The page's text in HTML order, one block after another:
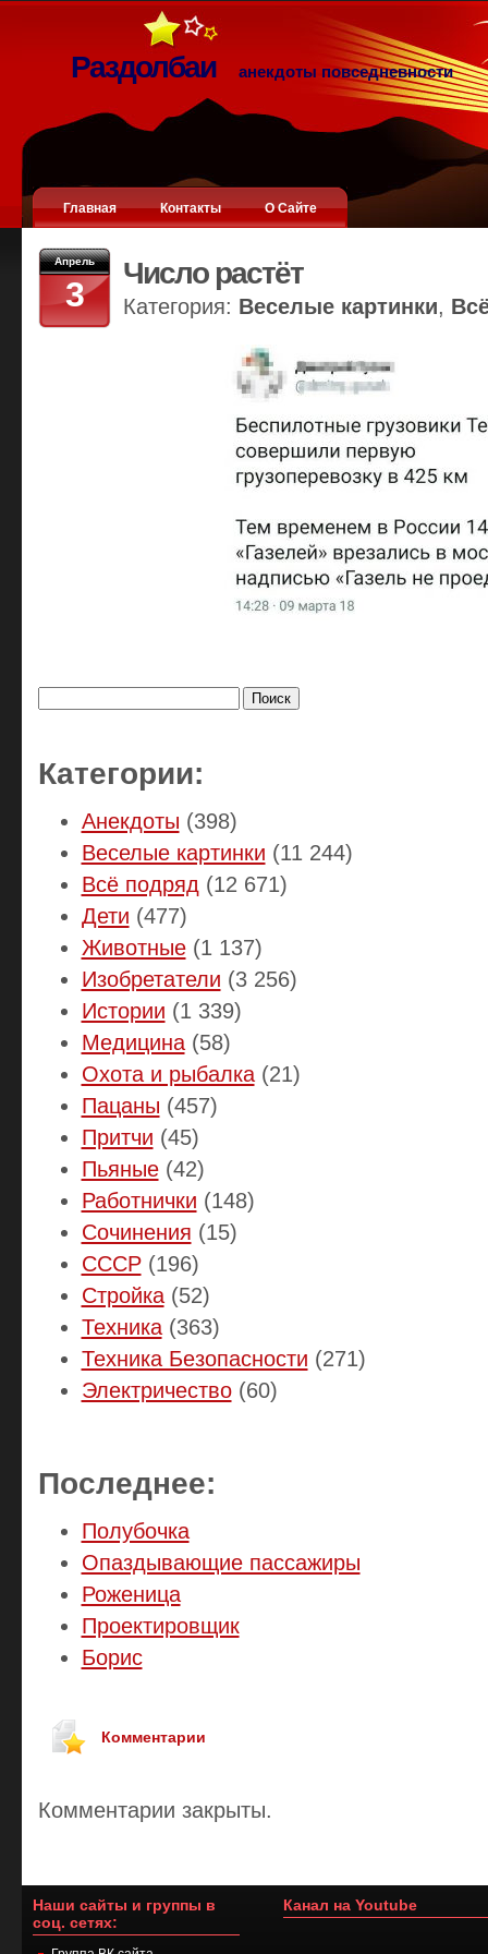
Раздолбаи анекдоты повседневности
Главная Контакты О Сайте
Апрель
3
Число растёт
Категория: Веселые картинки,
Категории:
Анекдоты (398)
Веселые картинки (11 244)
Всё подряд (12 671)
Дети (477)
Животные(1 137)
Изобретатели (3 256)
Истории (1 339)
Медицина(58)
Охота и рыбалка(21)
Пацаны (457)
Притчи (45)
Пьяные(42)
Работнички (148)
Сочинения (15)
СССР(196)
Стройка(52)
Техника(363)
Техника Безопасности (271)
Электричество(60)
Последнее:
Полубочка
Опаздывающие пассажиры
Роженица
Проектировщик
Борис
Комментарии
Комментарии закрыты.
Наши сайты и группы в
соц. сетях:
Канал на Youtube